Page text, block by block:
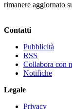
rimanere aggiornato
Contatti
Pubblicità
RSS
Collabora con
Notifiche
Legale
Privacy